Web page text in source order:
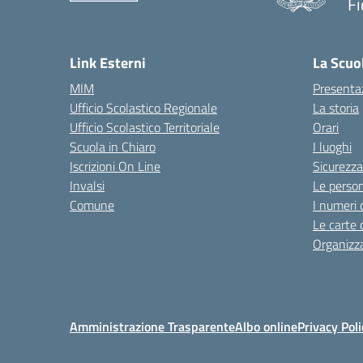
Link Esterni
MIM
Ufficio Scolastico Regionale
Ufficio Scolastico Territoriale
Scuola in Chiaro
Iscrizioni On Line
Invalsi
Comune
La
La storia
Orari
I luoghi
Sicurezza
Le
I numeri
Le carte
Amministrazione TrasparenteAlbo onlinePrivacy